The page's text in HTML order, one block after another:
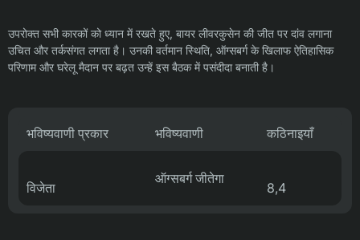
उपरोक्त सभी कारकों को ध्यान में रखते हुए, बायर लीवरकुसेन की जीत पर दांव लगाना
उचित और तर्कसंगत लगता है। उनकी वर्तमान स्थिति, ऑग्सबर्ग के खिलाफ ऐतिहासिक
परिणाम और घरेलू मैदान पर बढ़त उन्हें इस बैठक में पसंदीदा बनाती है।
भविष्यवाणी प्रकार भविष्यवाणी कठिनाइयाँ
विजेता
ऑग्सबर्ग जीतेगा
8,4